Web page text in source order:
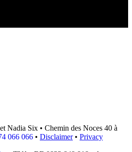
Nadia Six • Chemin des Noces 40 à
066 066 • Disclaimer• Privacy